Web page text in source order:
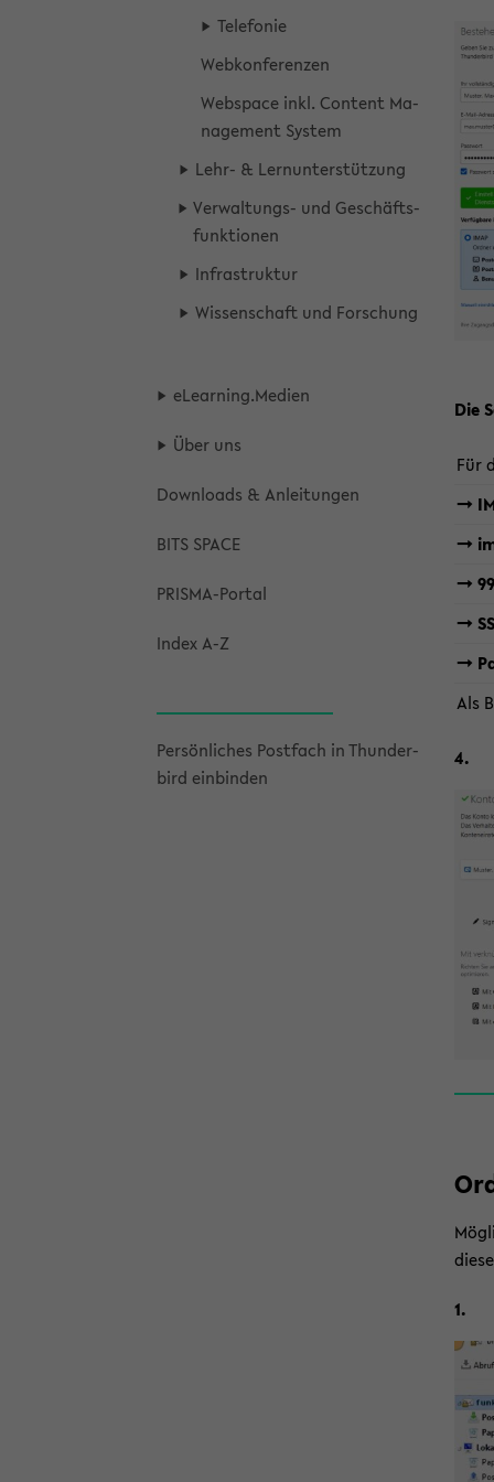
Te­le­fo­nie
Web­kon­fe­ren­zen
Webspace inkl. Con­tent Ma­
nage­ment Sys­tem
Lehr- & Lern­un­ter­stüt­zung
Verwaltungs-​ und Ge­schäfts­
funk­tio­nen
In­fra­struk­tur
Wis­sen­schaft und For­schung
eLear­ning.Me­di­en
Über uns
Down­loads & An­lei­tun­gen
BITS SPACE
PRISMA-​Portal
Index A-Z
Per­sön­li­ches Post­fach in Thun­der­
bird ein­bin­den
Die
Für
->
->
->
->
->
Als
4.
1.